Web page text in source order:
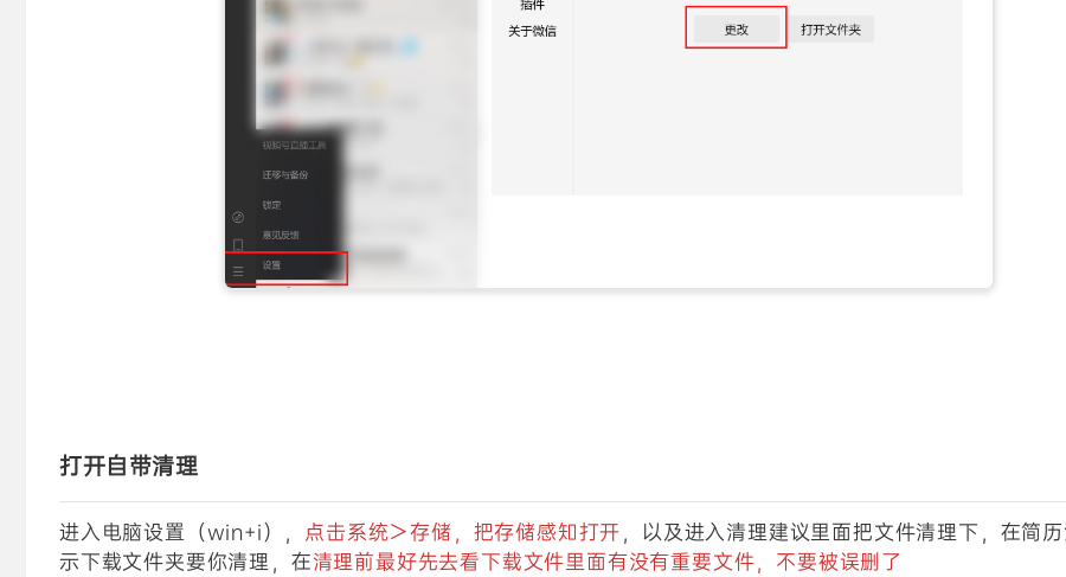
打开自带清理
进入电脑设置（win+i）， 点击系统＞存储，把存储感知打开，以及进入清理建议里面把文件清理下，在简
示下载文件夹要你清理，在清理前最好先去看下载文件里面有没有重要文件，不要被误删了